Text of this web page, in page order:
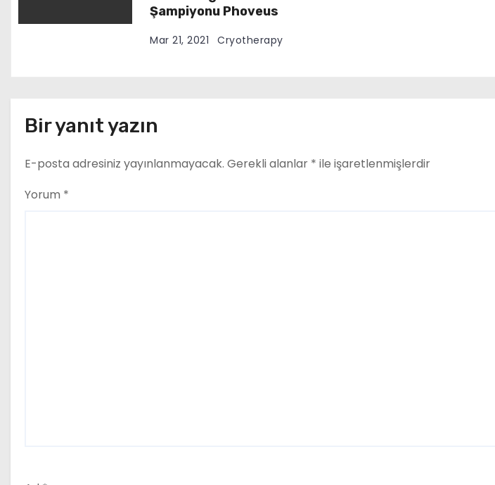
Şampiyonu Phoveus
Mar 21, 2021 Cryotherapy
Bir yanıt yazın
E-posta adresiniz yayınlanmayacak. Gerekli alanlar * ile işaretlenmişlerdir
Yorum *